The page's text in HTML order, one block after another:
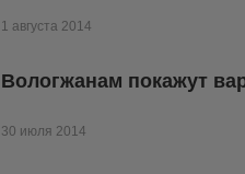
1 августа 2014
Вологжанам покажут
30 июля 2014